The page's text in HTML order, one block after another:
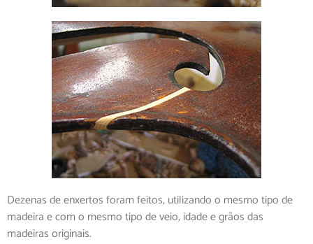
Dezenas de enxertos foram feitos, utilizando o mesmo tipo de
madeira e com o mesmo tipo de veio, idade e grãos das
madeiras originais.